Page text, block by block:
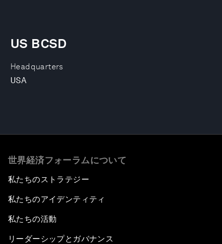
Headquarters
USA
US BCSD
世界経済フォーラムについて
私たちのストラテジー
私たちのアイデンティティ
私たちの活動
リーダーシップとガバナンス